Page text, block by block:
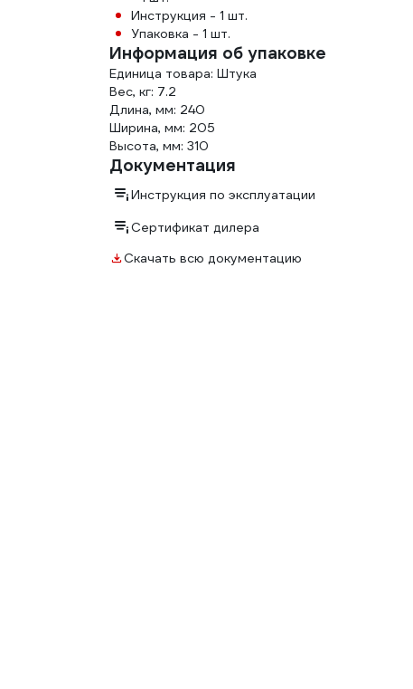
Инструкция - 1 шт.
Упаковка - 1 шт.
Информация об упаковке
Единица товара: Штука
Вес, кг: 7.2
Длина, мм: 240
Ширина, мм: 205
Высота, мм: 310
Документация
Инструкция по эксплуатации
Сертификат дилера
Скачать всю документацию